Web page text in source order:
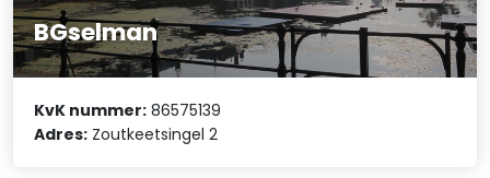
BGselman
KvK nummer: 86575139
Adres: Zoutkeetsingel 2